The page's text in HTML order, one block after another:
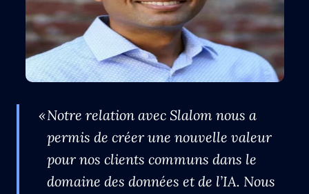
Notre relation avec Slalom nous a
permis de créer une nouvelle valeur
pour nos clients communs dans le
domaine des données et de l’IA. Nous